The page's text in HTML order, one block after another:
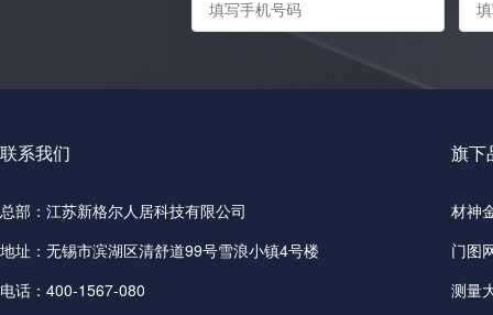
联系我们
总部：江苏新格尔人居科技有限公司
地址：无锡市滨湖区清舒道99号雪浪小镇4号楼
电话：400-1567-080
旗下
材神
门图
测量